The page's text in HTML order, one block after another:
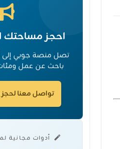
احجز مساحتك
تصل منصة جوبي إلى
باحث عن عمل
تواصل معنا
أدوات مجانية